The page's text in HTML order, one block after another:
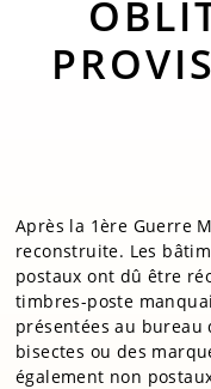
Après la 1ère Guerre
reconstruite. Les
postaux ont dû être
timbres-poste
présentées au
bisectes ou des
également non